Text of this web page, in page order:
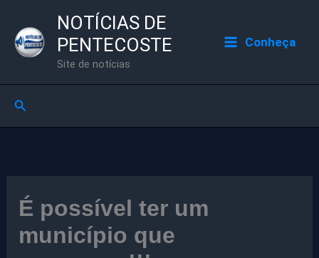
para
NOTÍCIAS DE
PENTECOSTE
Site de notícias
Conheça
Pesquisar
É possível ter um
município que